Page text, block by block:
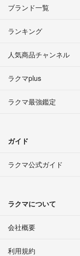
ブランド一覧
ランキング
人気商品チャンネル
ラクマplus
ラクマ最強鑑定
ガイド
ラクマ公式ガイド
ラクマについて
会社概要
利用規約